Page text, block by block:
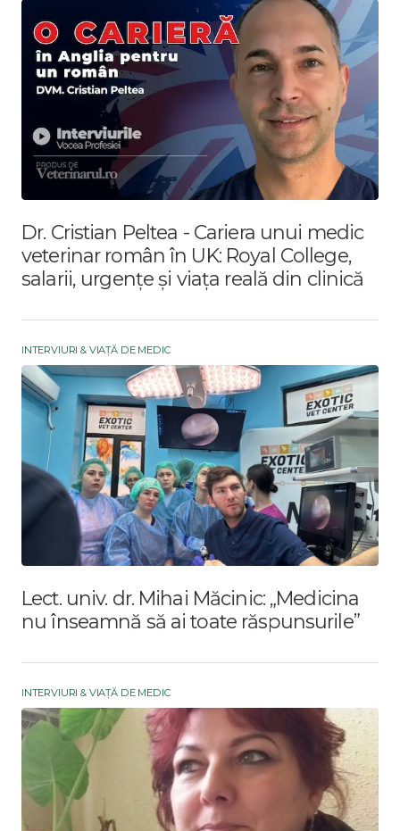
Dr. Cristian Peltea - Cariera unui medic
veterinar român în UK: Royal College,
salarii, urgențe și viața reală din clinică
INTERVIURI & VIAȚĂ DE MEDIC
Lect. univ. dr. Mihai Măcinic: „Medicina
nu înseamnă să ai toate răspunsurile”
INTERVIURI & VIAȚĂ DE MEDIC